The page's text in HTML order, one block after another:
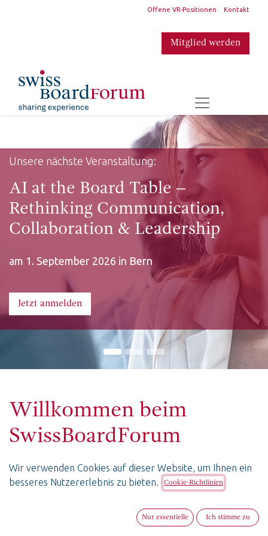
Offene VR-Positionen Kontakt
Mitglied werden
Unsere nächste Veranstaltung:
AI at the Board Table –
Rethinking Communication,
Collaboration & Leadership
am 1. September 2026 in Bern
Jetzt anmelden
Willkommen beim
SwissBoardForum
Die Schweizer Plattform für Verwaltungsräte
und Corporate Governance
Das SwissBoardForum ist eine schweizweite Plattform für
Verwaltungsrats-Themen und Corporate Governance zur
Wir verwenden Cookies auf dieser Website, um Ihnen ein
besseres Nutzererlebnis zu bieten.
Cookie-Richtlinien
Nur essentielle Ich stimme zu